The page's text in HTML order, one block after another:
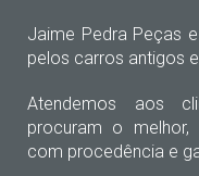
Jaime Pedra Peças
pelos carros antigos
Atendemos aos
procuram o melhor,
com procedência e